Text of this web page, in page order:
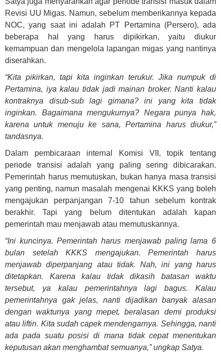
Revisi UU Migas. Namun, sebelum memberikannya kepada
NOC, yang saat ini adalah PT Pertamina (Persero), ada
beberapa hal yang harus dipikirkan, yaitu diukur
kemampuan dan mengelola lapangan migas yang nantinya
diserahkan.
“Kita pikirkan, tapi kita inginkan terukur. Jika numpuk di
Pertamina, iya kalau tidak jadi mainan broker. Nanti kalau
kontraknya disub-sub lagi gimana? ini yang kita tidak
inginkan. Bagaimana mengukurnya? Negara punya hak,
karena untuk menuju ke sana, Pertamina harus diukur,”
tandasnya.
Dalam pembicaraan internal Komisi VII, topik tentang
periode transisi adalah yang paling sering dibicarakan.
Pemerintah harus memutuskan, bukan hanya masa transisi
yang penting, namun masalah mengenai KKKS yang boleh
mengajukan perpanjangan 7-10 tahun sebelum kontrak
berakhir. Tapi yang belum ditentukan adalah kapan
pemerintah mau menjawab atau memutuskannya.
“Ini kuncinya. Pemerintah harus menjawab paling lama 6
bulan setelah KKKS mengajukan. Pemerintah harus
menjawab diperpanjang atau tidak. Nah, ini yang harus
ditetapkan. Karena kalau tidak dikasih batasan waktu
tersebut, ya kalau pemerintahnya lagi bagus. Kalau
pemerintahnya gak jelas, nanti dijadikan banyak alasan
dengan waktunya yang mepet, beralasan demi produksi
atau liftin. Kita sudah capek mendengarnya. Sehingga, nanti
ada pada suatu posisi di mana tidak cepat menentukan
keputusan akan menghambat semuanya,” ungkap Satya.